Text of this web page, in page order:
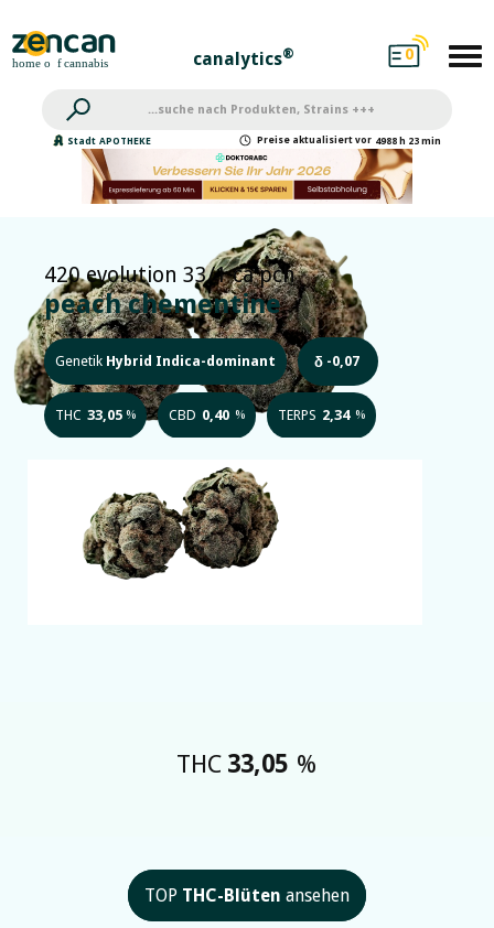
canalytics® 0
Stadt APOTHEKE Preise aktualisiert vor 4988 h 23 min
420 evolution 33/1 ca pch
peach chementine
Genetik Hybrid Indica-dominant δ -0,07
THC 33,05 % CBD 0,40 % TERPS 2,34 %
THC 33,05 %
TOP THC-Blüten ansehen